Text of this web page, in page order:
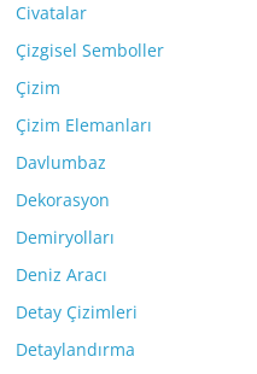
Civatalar
Çizgisel Semboller
Çizim
Çizim Elemanları
Davlumbaz
Dekorasyon
Demiryolları
Deniz Aracı
Detay Çizimleri
Detaylandırma